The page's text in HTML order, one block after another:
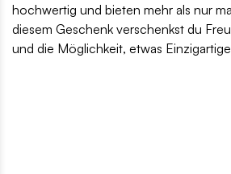
hochwertig und bieten mehr als nur
diesem Geschenk verschenkst du
und die Möglichkeit, etwas